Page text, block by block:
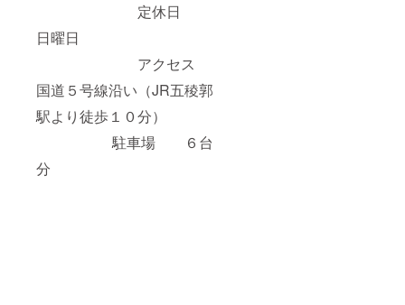
定休日
日曜日
アクセス
国道５号線沿い（JR五稜郭
駅より徒歩１０分）
駐車場 ６台
分